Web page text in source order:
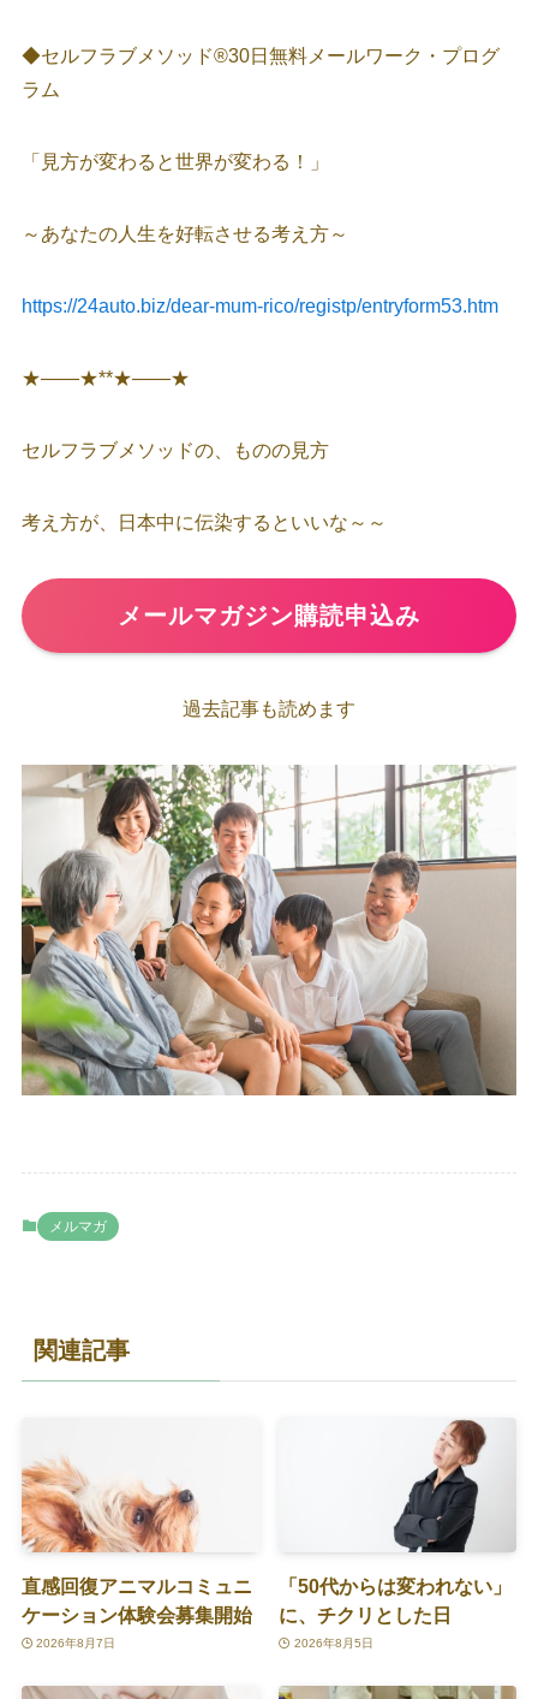
◆セルフラブメソッド®30日無料メールワーク・プログ
ラム
「見方が変わると世界が変わる！」
～あなたの人生を好転させる考え方～
https://24auto.biz/dear-mum-rico/registp/entryform53.htm
★――★**★――★
セルフラブメソッドの、ものの見方
考え方が、日本中に伝染するといいな～～
メールマガジン購読申込み
過去記事も読めます
メルマガ
関連記事
直感回復アニマルコミュニ
ケーション体験会募集開始
2026年8月7日
「50代からは変われない」
に、チクリとした日
2026年8月5日